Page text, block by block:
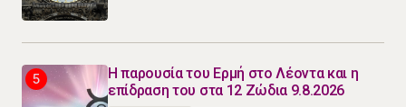
Η παρουσία του Ερμή στο Λέοντα και η
επίδραση του στα 12 Ζώδια 9.8.2026